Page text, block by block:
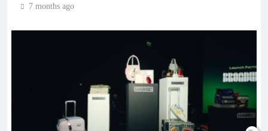
7 months ago